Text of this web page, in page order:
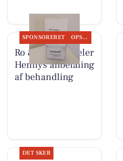
SPONSORERET OPSLAGSTAVLEN
Ro & velvære deler
Hennys anbefaling
af behandling
DET SKER